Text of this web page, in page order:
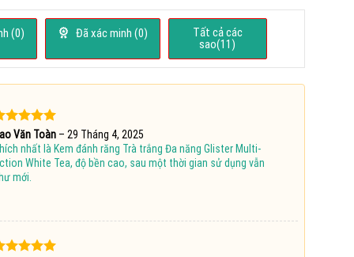
sao
1
(0) Đã xác minh (0)
Tất cả các
sao(11)
xếp
55
Văn Toàn – 29 Tháng 4, 2025
nhất là Kem đánh răng Trà trắng Đa năng Glister Multi-
White Tea, độ bền cao, sau một thời gian sử dụng vẫn
mới.